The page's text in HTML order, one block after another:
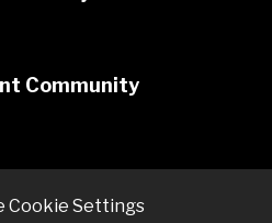
Community
Cookie Settings